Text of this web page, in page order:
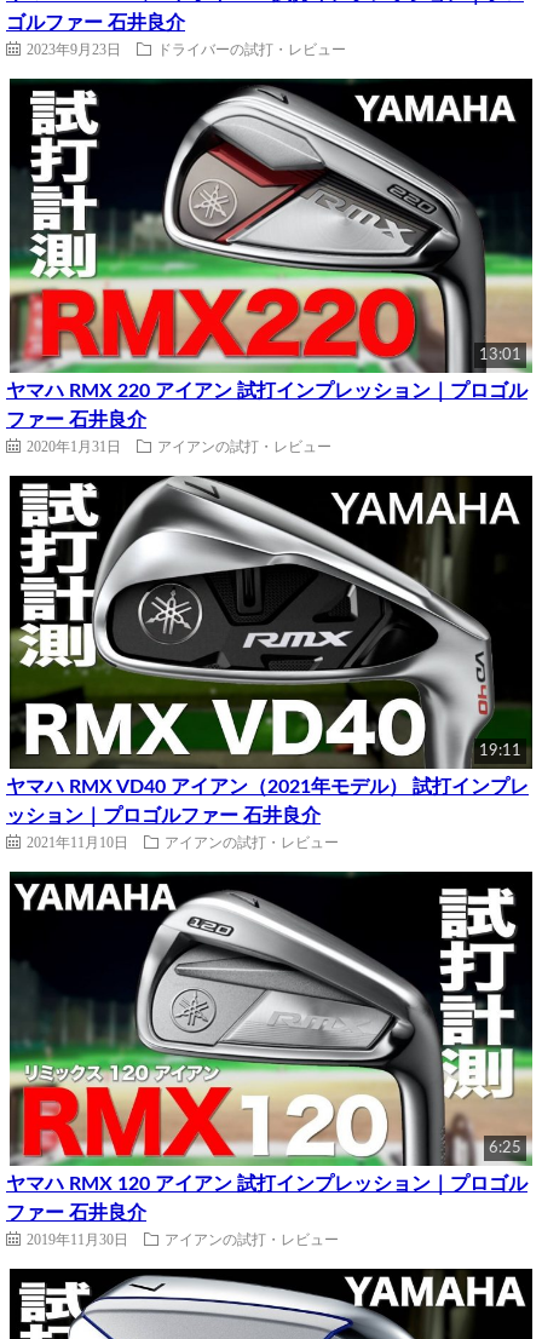
ゴルファー 石井良介
2023年9月23日 ドライバーの試打・レビュー
13:01
ヤマハ RMX 220 アイアン 試打インプレッション｜プロゴル
ファー 石井良介
2020年1月31日 アイアンの試打・レビュー
19:11
ヤマハ RMX VD40 アイアン（2021年モデル） 試打インプレ
ッション｜プロゴルファー 石井良介
2021年11月10日 アイアンの試打・レビュー
6:25
ヤマハ RMX 120 アイアン 試打インプレッション｜プロゴル
ファー 石井良介
2019年11月30日 アイアンの試打・レビュー